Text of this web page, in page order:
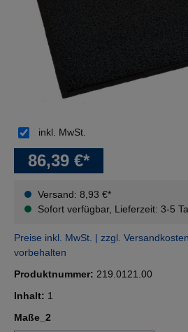
86,39 €*
Versand: 8,93 €*
Sofort verfügbar, Lieferzeit: 3-5
inkl. MwSt.
Preise inkl. MwSt. | zzgl.
vorbehalten
Produktnummer: 219.0121.00
Inhalt: 1
Maße_2